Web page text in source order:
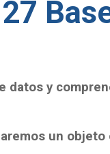
7
datos y
un